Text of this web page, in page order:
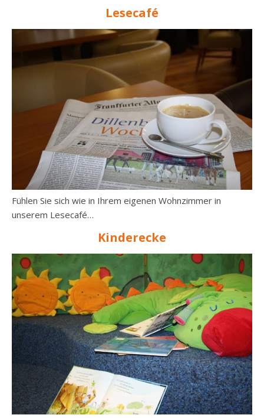
Lesecafé
Fühlen Sie sich wie in Ihrem eigenen Wohnzimmer in
unserem Lesecafé…
Kinderecke